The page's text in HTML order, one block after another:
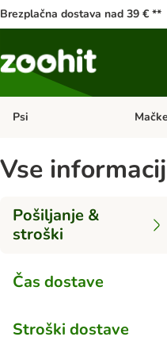
Brezplačna dostava nad 39 € **
Psi Odprite
Mačke
Vse
Pošiljanje &
stroški
Čas dostave
Stroški dostave